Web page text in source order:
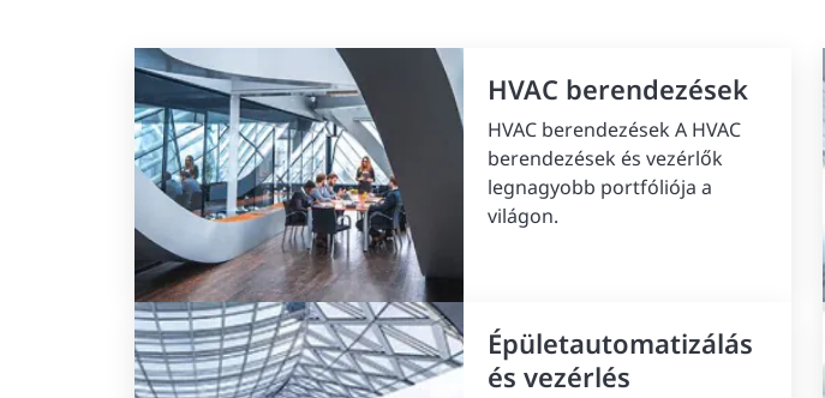
HVAC berendezések
HVAC berendezések A HVAC
berendezések és vezérlők
legnagyobb portfóliója a
világon.
Épületautomatizálás
és vezérlés